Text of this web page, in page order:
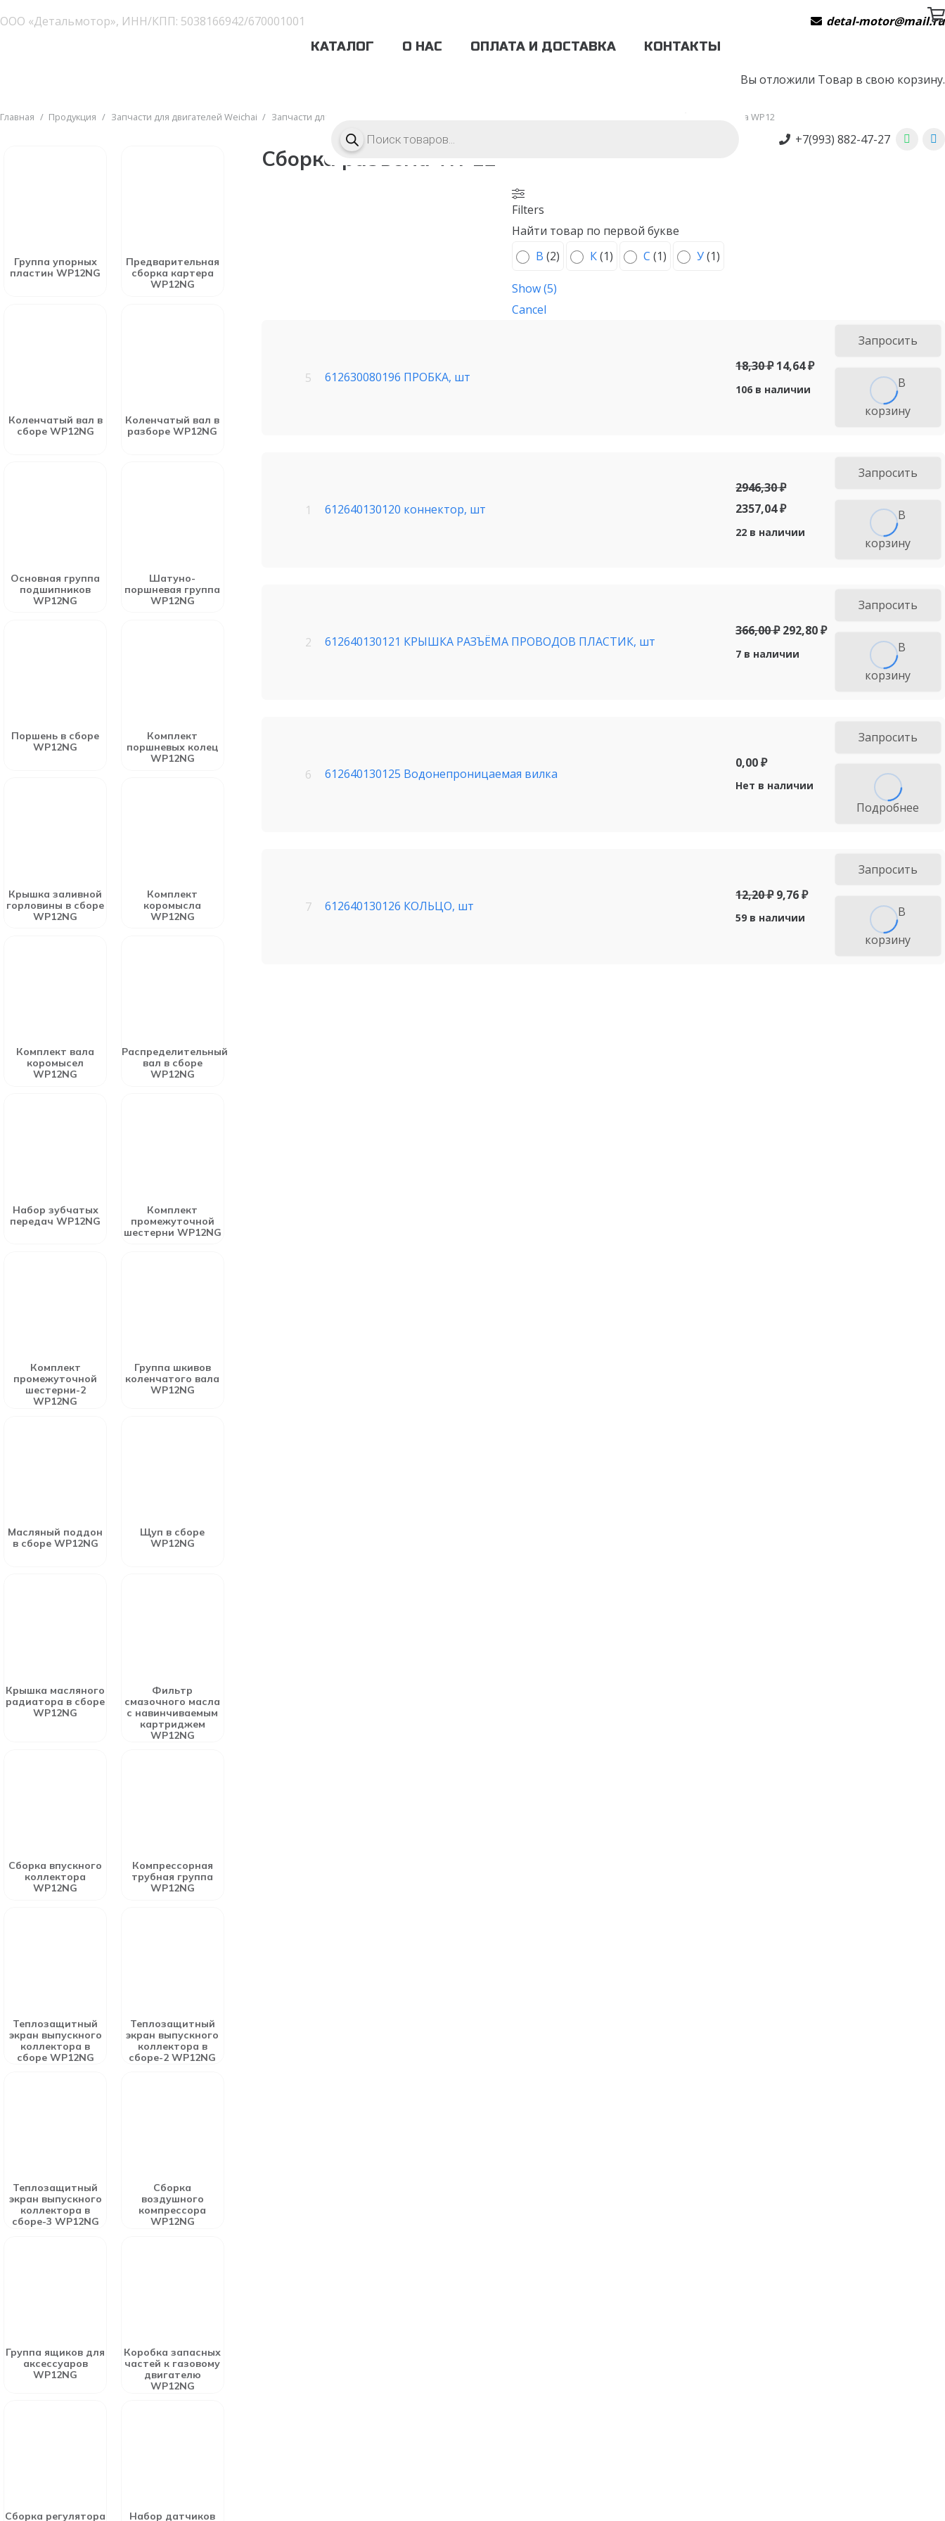
ООО «Детальмотор», ИНН/КПП: 5038166942/670001001
detal-motor@mail.ru
КАТАЛОГ
О НАС ОПЛАТА И ДОСТАВКА КОНТАКТЫ
Вы отложили Товар в свою корзину.
товаров +7(993) 882-47-27
Главная / Продукция / Запчасти для двигателей Weichai / Запчасти для дизельных двигателей Сборка разъема WP12
Группа упорных
пластин WP12NG
Предварительная
сборка картера
WP12NG
Коленчатый вал в
сборе WP12NG
Коленчатый вал в
разборе WP12NG
Основная группа
подшипников
WP12NG
Шатуно-
поршневая группа
WP12NG
Поршень в сборе
WP12NG
Комплект
поршневых колец
WP12NG
Крышка заливной
горловины в сборе
WP12NG
Комплект
коромысла
WP12NG
Комплект вала
коромысел
WP12NG
Распределительный
вал в сборе
WP12NG
Набор зубчатых
передач WP12NG
Комплект
промежуточной
шестерни WP12NG
Комплект
промежуточной
шестерни-2
WP12NG
Группа шкивов
коленчатого вала
WP12NG
Масляный поддон
в сборе WP12NG
Щуп в сборе
WP12NG
Крышка масляного
радиатора в сборе
WP12NG
Фильтр
смазочного масла
с навинчиваемым
картриджем
WP12NG
Сборка впускного
коллектора
WP12NG
Компрессорная
трубная группа
WP12NG
Теплозащитный
экран выпускного
коллектора в
сборе WP12NG
Теплозащитный
экран выпускного
коллектора в
сборе-2 WP12NG
Теплозащитный
экран выпускного
коллектора в
сборе-3 WP12NG
Сборка
воздушного
компрессора
WP12NG
Группа ящиков для
аксессуаров
WP12NG
Коробка запасных
частей к газовому
двигателю
WP12NG
Сборка регулятора Набор датчиков
Сборка разъема WP12
Filters
Найти товар по первой букве
В (2) К(1) С (1) У(1)
Show(5)
Cancel
5 612630080196 ПРОБКА, шт
18,30₽ 14,64₽
106 в наличии
Запросить
В
корзину
1 612640130120 коннектор, шт
2946,30₽
2357,04₽
22 в наличии
Запросить
В
корзину
2 612640130121 КРЫШКА РАЗЪЁМА ПРОВОДОВ ПЛАСТИК, шт
366,00₽ 292,80₽
7 в наличии
Запросить
В
корзину
6 612640130125 Водонепроницаемая вилка
0,00₽
Нет в наличии
Запросить
Подробнее
7 612640130126 КОЛЬЦО, шт
12,20₽ 9,76₽
59 в наличии
Запросить
В
корзину